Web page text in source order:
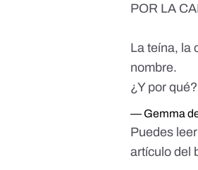
POR LA
La teína, la
nombre.
¿Y por qué?
— Gemma
Puedes
artículo del